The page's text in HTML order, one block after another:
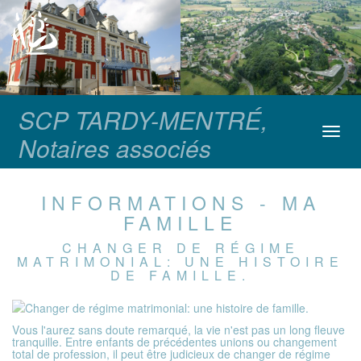
SCP TARDY-MENTRÉ,
Notaires associés
INFORMATIONS - MA
FAMILLE
CHANGER DE RÉGIME
MATRIMONIAL: UNE HISTOIRE
DE FAMILLE.
Vous l'aurez sans doute remarqué, la vie n'est pas un long fleuve
tranquille. Entre enfants de précédentes unions ou changement
total de profession, il peut être judicieux de changer de régime